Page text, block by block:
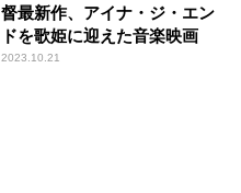
督最新作、アイナ・ジ・エン
ドを歌姫に迎えた音楽映画
2023.10.21